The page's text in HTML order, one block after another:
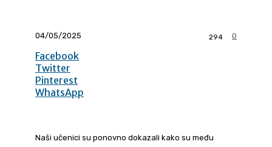
04/05/2025 0
294
Facebook
Twitter
Pinterest
WhatsApp
Naši učenici su ponovno dokazali kako su među